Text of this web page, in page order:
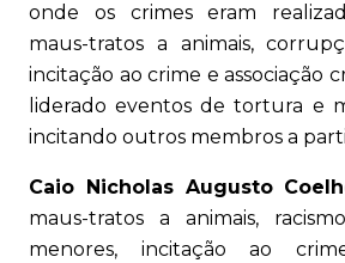
onde os crimes eram
maus-tratos a animais,
incitação ao crime e associação
liderado eventos de tortura e
incitando outros membros a
Caio Nicholas Augusto
maus-tratos a animais,
menores, incitação ao